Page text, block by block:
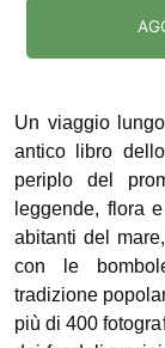
Un viaggio
antico libro
periplo del
leggende, flora
abitanti del
con le
tradizione
più di 400